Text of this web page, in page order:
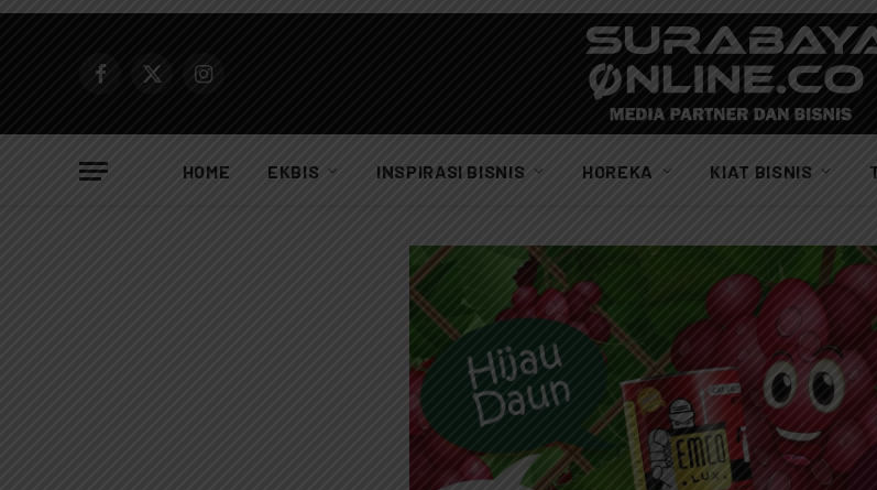
Facebook
X
Instagram
HOME EKBIS INSPIRASI BISNIS HOREKA KIAT BISNIS